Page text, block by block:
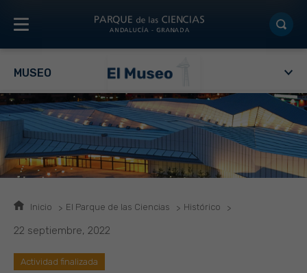
MUSEO
Inicio El Parque de las Ciencias Histórico
22 septiembre, 2022
Actividad finalizada